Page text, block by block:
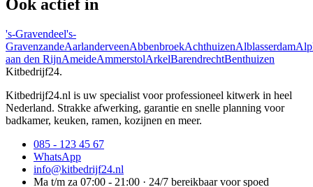
Ook actief in
's-Gravendeel's-
GravenzandeAarlanderveenAbbenbroekAchthuizenAlblasserdam
aan den RijnAmeideAmmerstolArkelBarendrechtBenthuizen
Kitbedrijf24.
Kitbedrijf24.nl is uw specialist voor professioneel kitwerk in heel
Nederland. Strakke afwerking, garantie en snelle planning voor
badkamer, keuken, ramen, kozijnen en meer.
085 - 123 45 67
WhatsApp
info@kitbedrijf24.nl
Ma t/m za 07:00 - 21:00 · 24/7 bereikbaar voor spoed